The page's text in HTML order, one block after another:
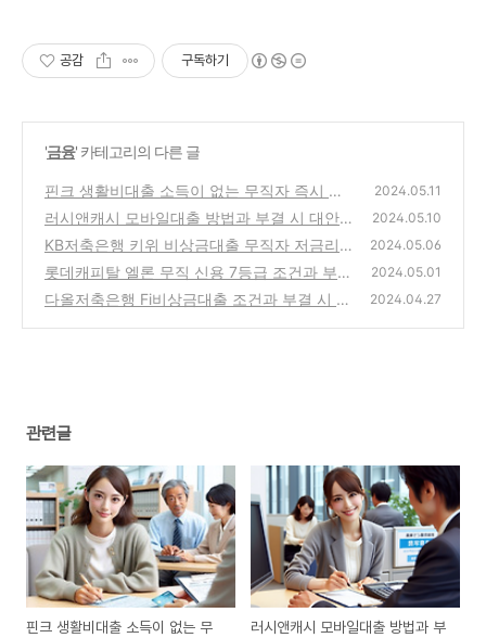
공감 구독하기
'금융' 카테고리의 다른 글
핀크 생활비대출 소득이 없는 무직자 즉시 대
출할 수 있는 방법과 부결 시 대안 상품 100%
정리
(0)
2024.05.11
러시앤캐시 모바일대출 방법과 부결 시 대안상
품 100%정리 저신용 무직자
(0)
2024.05.10
KB저축은행 키위 비상금대출 무직자 저금리
대출과 부결 시 대안상품 100% 정리
(0)
2024.05.06
롯데캐피탈 엘론 무직 신용 7등급 조건과 부결
시 대안상품 100% 정리
(0)
2024.05.01
다올저축은행 Fi비상금대출 조건과 부결 시 대
2024.04.27
관련글
핀크 생활비대출 소득이 없는 무
러시앤캐시 모바일대출 방법과 부